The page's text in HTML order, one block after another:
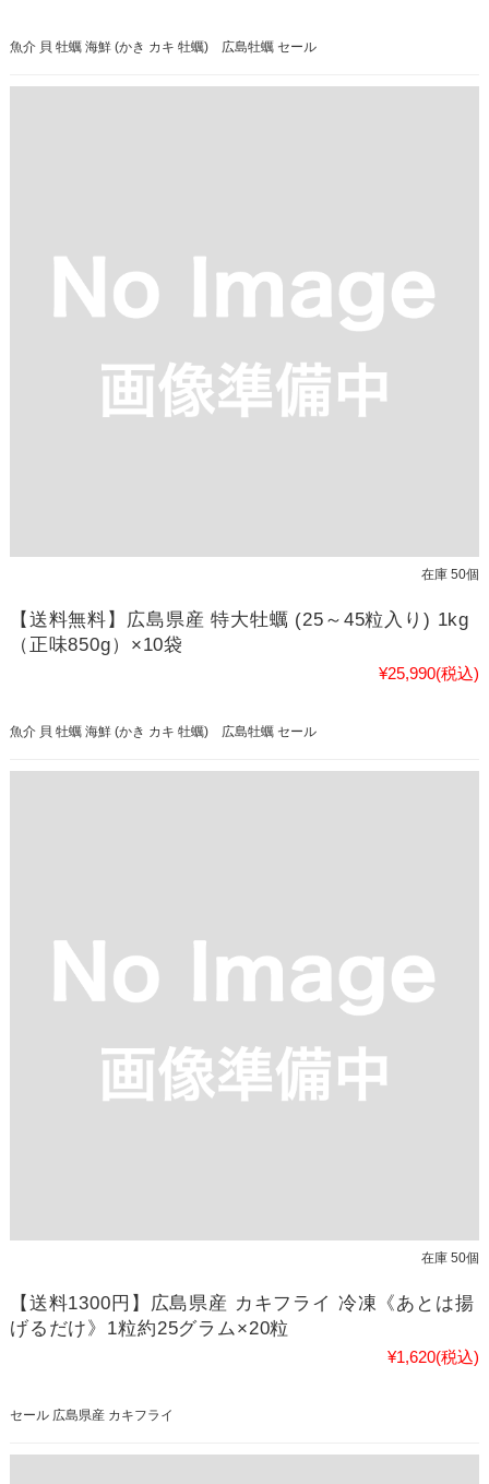
魚介 貝 牡蠣 海鮮 (かき カキ 牡蠣) 広島牡蠣 セール
在庫 50個
【送料無料】広島県産 特大牡蠣 (25～45粒入り) 1kg
（正味850g）×10袋
¥25,990(税込)
魚介 貝 牡蠣 海鮮 (かき カキ 牡蠣) 広島牡蠣 セール
在庫 50個
【送料1300円】広島県産 カキフライ 冷凍《あとは揚
げるだけ》1粒約25グラム×20粒
¥1,620(税込)
セール 広島県産 カキフライ